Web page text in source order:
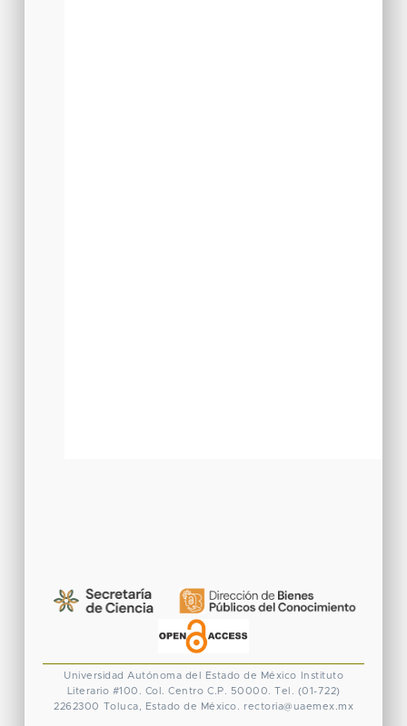
Universidad Autónoma del Estado de México
Instituto
Literario #100. Col. Centro C.P. 50000. Tel. (01-722)
2262300 Toluca, Estado de México. rectoria@uaemex.mx